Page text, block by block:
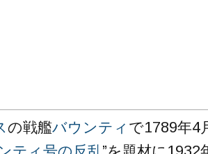
の戦艦バウンティ で1789年4